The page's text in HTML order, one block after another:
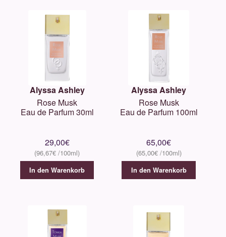
Alyssa Ashley
Rose Musk
Eau de Parfum 30ml
29,00€
96,67€
In den Warenkorb
Alyssa Ashley
Rose Musk
Eau de Parfum 100ml
65,00€
65,00€
In den Warenkorb